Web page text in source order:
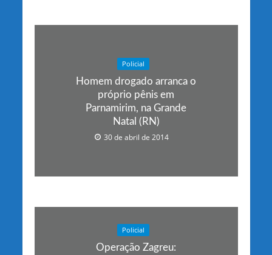
Policial
Homem drogado arranca o
próprio pênis em
Parnamirim, na Grande
Natal (RN)
30 de abril de 2014
Policial
Operação Zagreu: